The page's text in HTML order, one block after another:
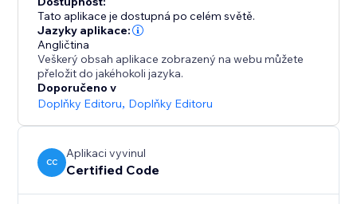
Tato aplikace je dostupná po celém světě.
Jazyky aplikace:
Angličtina
Veškerý obsah aplikace zobrazený na webu můžete
přeložit do jakéhokoli jazyka.
Doporučeno v
Doplňky Editoru, Doplňky Editoru
CC
Aplikaci vyvinul
Certified Code